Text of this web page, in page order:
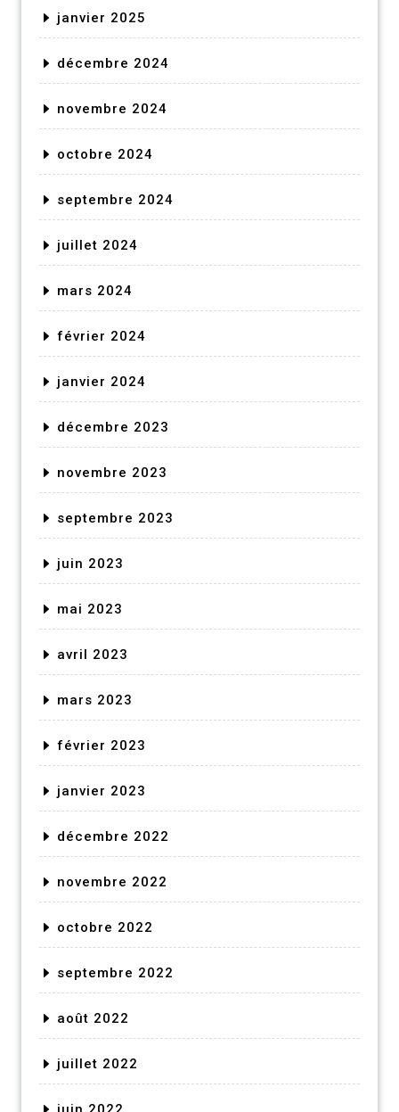
janvier 2025
décembre 2024
novembre 2024
octobre 2024
septembre 2024
juillet 2024
mars 2024
février 2024
janvier 2024
décembre 2023
novembre 2023
septembre 2023
juin 2023
mai 2023
avril 2023
mars 2023
février 2023
janvier 2023
décembre 2022
novembre 2022
octobre 2022
septembre 2022
août 2022
juillet 2022